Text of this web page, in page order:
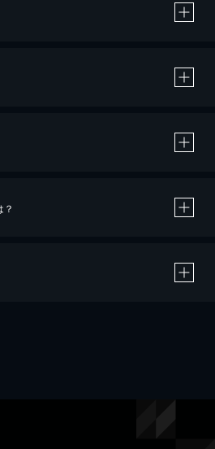
トカード決済による作品の購入 / レンタルです。